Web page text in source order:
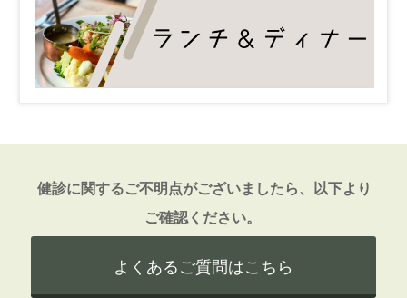
健診に関するご不明点がございましたら、以下より
ご確認ください。
よくあるご質問はこちら